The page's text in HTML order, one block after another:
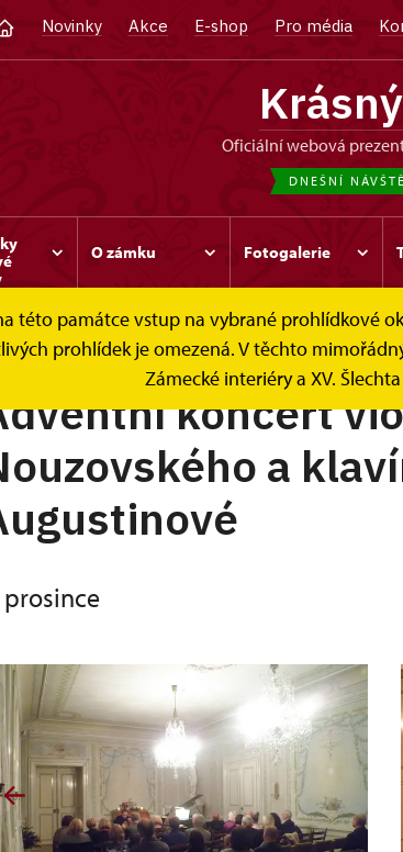
Novinky Akce E-shop Pro média
oficiální webová
DNEŠNÍ
O zámku Fotogalerie
této památce vstup na vybrané prohlídkové
prohlídek je omezená. V těchto
Zámecké interiéry a XV.
koncert
a
prosince